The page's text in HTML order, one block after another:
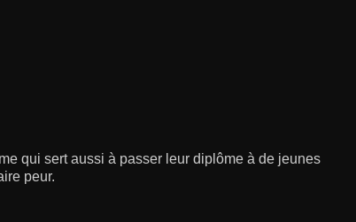
qui sert aussi à passer leur diplôme à de jeunes
peur.